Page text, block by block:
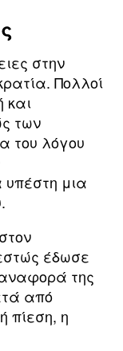
στην
Πολλοί
και
των
του λόγου
υπέστη μια
έδωσε
της
από
πίεση, η